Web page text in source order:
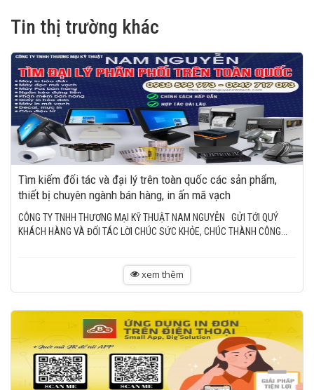
Tin thị trường khác
Tìm kiếm đối tác và đại lý trên toàn quốc các sản phẩm,
thiết bị chuyên ngành bán hàng, in ấn mã vạch
CÔNG TY TNHH THƯƠNG MẠI KỸ THUẬT NAM NGUYỄN GỬI TỚI QUÝ
KHÁCH HÀNG VÀ ĐỐI TÁC LỜI CHÚC SỨC KHỎE, CHÚC THÀNH CÔNG...
xem thêm